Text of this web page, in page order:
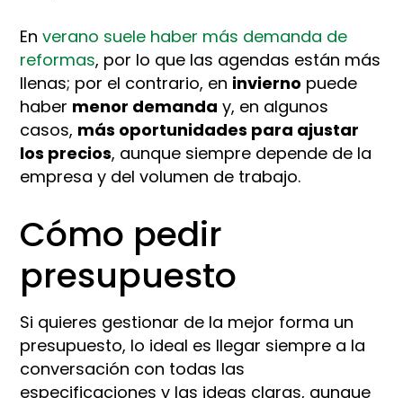
Enverano suele haber más demanda de
reformas, por lo que las agendas están más
llenas; por el contrario, en invierno puede
haber menor demanda y, en algunos
casos, más oportunidades para ajustar
los precios, aunque siempre depende de la
empresa y del volumen de trabajo.​
Cómo pedir
presupuesto
Si quieres gestionar de la mejor forma un
presupuesto, lo ideal es llegar siempre a la
conversación con todas las
especificaciones y las ideas claras, aunque